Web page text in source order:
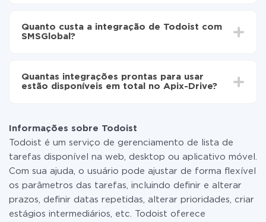
automaticamente de Todoist para SMSGlobal
30 minutos. Em média, a configuração leva de 10 a 15
minutos.
Quanto custa a integração de Todoist com
SMSGlobal?
as tarifas. Você paga apenas pela quantidade de
dados que é realmente transferida de um de seus
ou mudar para um de pago, se necessário. Mais
detalhes sobretarifas.
Quantas integrações prontas para usar
estão disponíveis em total no Apix-Drive?
Informações sobre Todoist
Todoist é um serviço de gerenciamento de lista de
tarefas disponível na web, desktop ou aplicativo móvel.
Com sua ajuda, o usuário pode ajustar de forma flexível
os parâmetros das tarefas, incluindo definir e alterar
prazos, definir datas repetidas, alterar prioridades, criar
estágios intermediários, etc. Todoist oferece